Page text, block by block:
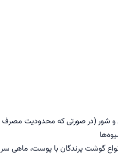
و شور (در صورتی‌ که محدودیت
گوشت پرندگان با پوست، ماهی